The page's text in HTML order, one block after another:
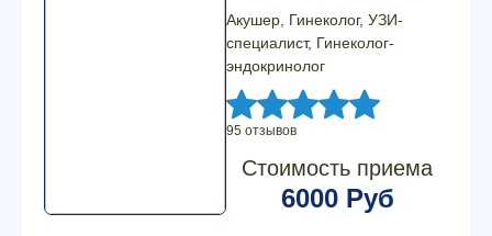
Акушер, Гинеколог, УЗИ-
специалист, Гинеколог-
эндокринолог
95 отзывов
Стоимость приема
6000 Руб